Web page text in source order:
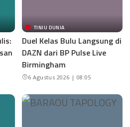
TINJU DUNIA
Duel Kelas Bulu Langsung di
DAZN dari BP Pulse Live
Birmingham
6 Agustus 2026 | 08:05